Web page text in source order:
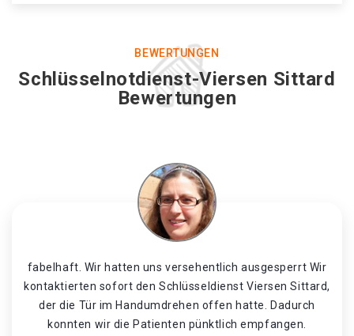
BEWERTUNGEN
Schlüsselnotdienst-Viersen Sittard
Bewertungen
fabelhaft. Wir hatten uns versehentlich ausgesperrt Wir
kontaktierten sofort den Schlüsseldienst Viersen Sittard,
der die Tür im Handumdrehen offen hatte. Dadurch
konnten wir die Patienten pünktlich empfangen.